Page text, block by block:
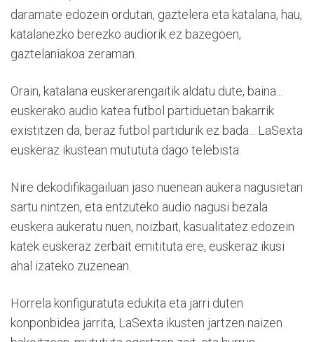
daramate edozein ordutan, gaztelera eta katalana, hau,
katalanezko berezko audiorik ez bazegoen,
gaztelaniakoa zeraman.
Orain, katalana euskerarengaitik aldatu dute, baina...
euskerako audio katea futbol partiduetan bakarrik
existitzen da, beraz futbol partidurik ez bada... LaSexta
euskeraz ikustean mutututa dago telebista.
Nire dekodifikagailuan jaso nuenean aukera nagusietan
sartu nintzen, eta entzuteko audio nagusi bezala
euskera aukeratu nuen, noizbait, kasualitatez edozein
katek euskeraz zerbait emitituta ere, euskeraz ikusi
ahal izateko zuzenean.
Horrela konfiguratuta edukita eta jarri duten
konponbidea jarrita, LaSexta ikusten jartzen naizen